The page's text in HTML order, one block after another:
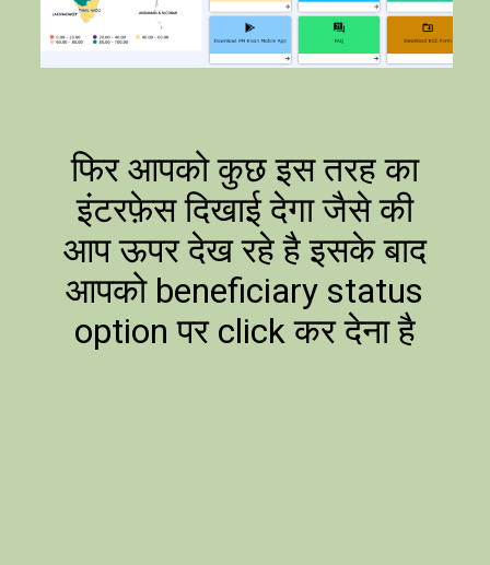
फिर आपको कुछ इस तरह का
इंटरफ़ेस दिखाई देगा जैसे की
आप ऊपर देख रहे है इसके बाद
आपको beneficiary status
option पर click कर देना है